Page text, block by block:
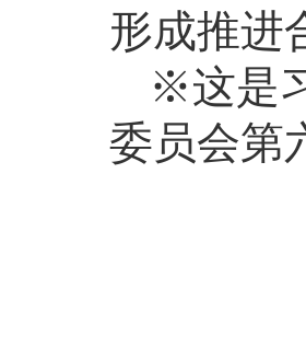
形成推进
※这是
委员会第